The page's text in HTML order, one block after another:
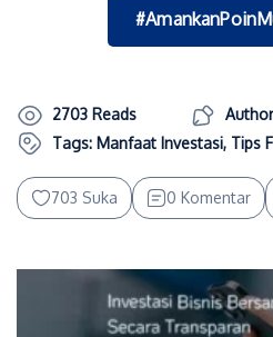
2703 Reads
Tags: Manfaat Investasi, Tips
703 Suka 0 Komentar